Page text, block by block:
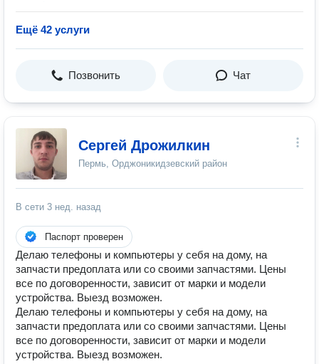
Ещё 42 услуги
Позвонить Чат
Сергей Дрожилкин
Пермь, Орджоникидзевский район
В сети 3 нед. назад
Паспорт проверен
Делаю телефоны и компьютеры у себя на дому, на
запчасти предоплата или со своими запчастями. Цены
все по договоренности, зависит от марки и модели
устройства. Выезд возможен.
Делаю телефоны и компьютеры у себя на дому, на
запчасти предоплата или со своими запчастями. Цены
все по договоренности, зависит от марки и модели
устройства. Выезд возможен.